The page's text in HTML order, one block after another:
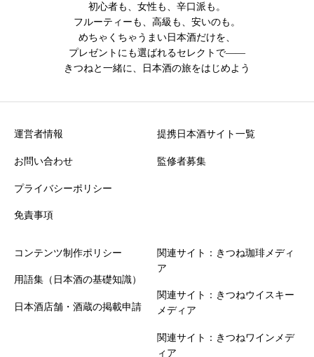
初心者も、女性も、辛口派も。
フルーティーも、高級も、安いのも。
めちゃくちゃうまい日本酒だけを、
プレゼントにも選ばれるセレクトで――
きつねと一緒に、日本酒の旅をはじめよう
運営者情報
お問い合わせ
プライバシーポリシー
免責事項
提携日本酒サイト一覧
監修者募集
コンテンツ制作ポリシー
用語集（日本酒の基礎知識）
日本酒店舗・酒蔵の掲載申請
関連サイト：きつね珈琲メディ
ア
関連サイト：きつねウイスキー
メディア
関連サイト：きつねワインメデ
ィア